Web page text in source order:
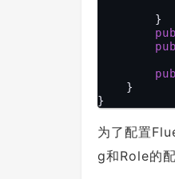
        }
    }
为了配置
g和Role的